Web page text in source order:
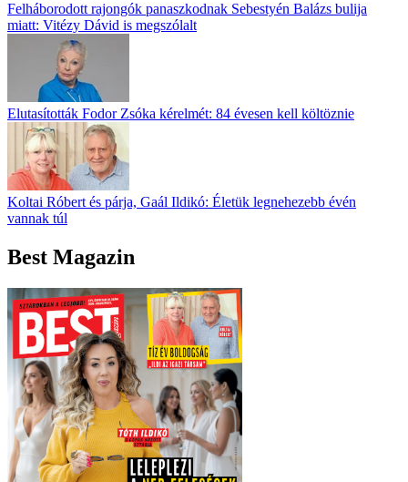
Felháborodott rajongók panaszkodnak Sebestyén Balázs bulija
miatt: Vitézy Dávid is megszólalt
Elutasították Fodor Zsóka kérelmét: 84 évesen kell költöznie
Koltai Róbert és párja, Gaál Ildikó: Életük legnehezebb évén
vannak túl
Best Magazin